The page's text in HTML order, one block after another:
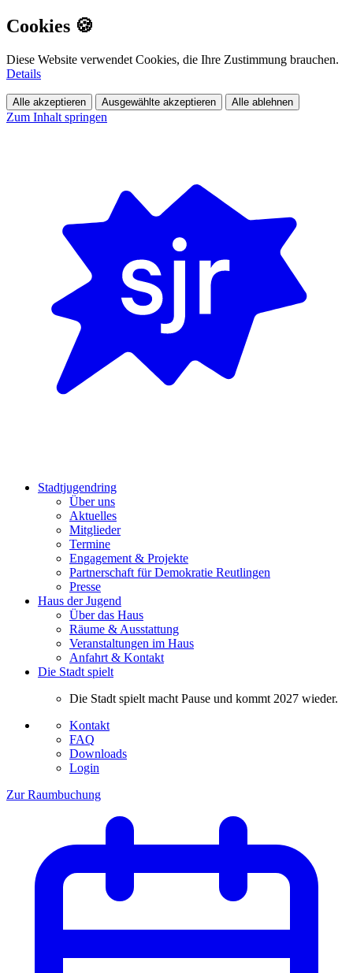
Cookies 🍪
Diese Website verwendet Cookies, die Ihre Zustimmung brauchen.
Details
Alle akzeptieren Ausgewählte akzeptieren Alle ablehnen
Zum Inhalt springen
Stadtjugendring
Über uns
Aktuelles
Mitglieder
Termine
Engagement & Projekte
Partnerschaft für Demokratie Reutlingen
Presse
Haus der Jugend
Über das Haus
Räume & Ausstattung
Veranstaltungen im Haus
Anfahrt & Kontakt
Die Stadt spielt
Die Stadt spielt macht Pause und kommt 2027 wieder.
Kontakt
FAQ
Downloads
Login
Zur Raumbuchung